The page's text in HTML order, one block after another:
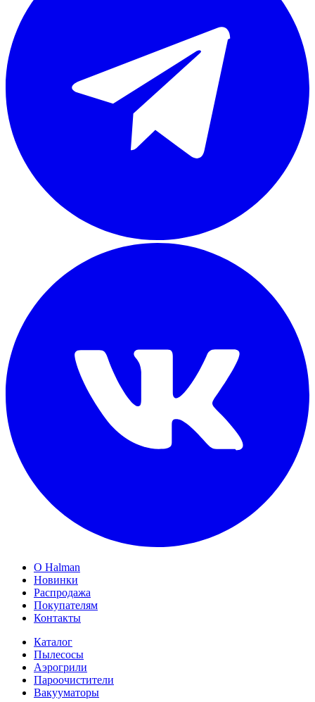
О Halman
Новинки
Распродажа
Покупателям
Контакты
Каталог
Пылесосы
Аэрогрили
Пароочистители
Вакууматоры